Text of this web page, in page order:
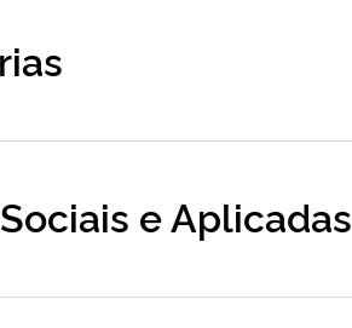
e Aplicadas